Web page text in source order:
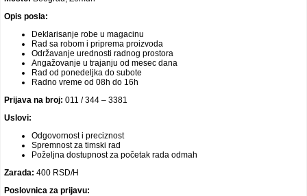
Opis posla:
Deklarisanje robe u magacinu
Rad sa robom i priprema proizvoda
Održavanje urednosti radnog prostora
Angažovanje u trajanju od mesec dana
Rad od ponedeljka do subote
Radno vreme od 08h do 16h
Prijava na broj: 011 / 344 – 3381
Uslovi:
Odgovornost i preciznost
Spremnost za timski rad
Poželjna dostupnost za početak rada odmah
Zarada: 400 RSD/H
Poslovnica za prijavu: